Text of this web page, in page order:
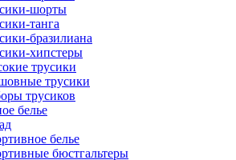
шорты
танга
бразилиана
хипстеры
трусики
трусики
трусиков
белье
белье
бюстгальтеры